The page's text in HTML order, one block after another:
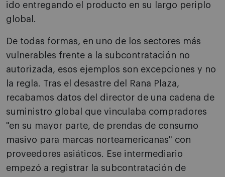
ido entregando el producto en su largo periplo
global.
De todas formas, en uno de los sectores más
vulnerables frente a la subcontratación no
autorizada, esos ejemplos son excepciones y no
la regla. Tras el desastre del Rana Plaza,
recabamos datos del director de una cadena de
suministro global que vinculaba compradores
"en su mayor parte, de prendas de consumo
masivo para marcas norteamericanas" con
proveedores asiáticos. Ese intermediario
empezó a registrar la subcontratación de